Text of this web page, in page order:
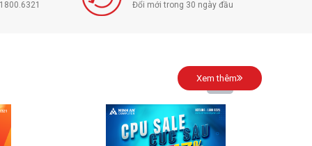
Đổi mới trong 30 ngày đầu
Xem thêm